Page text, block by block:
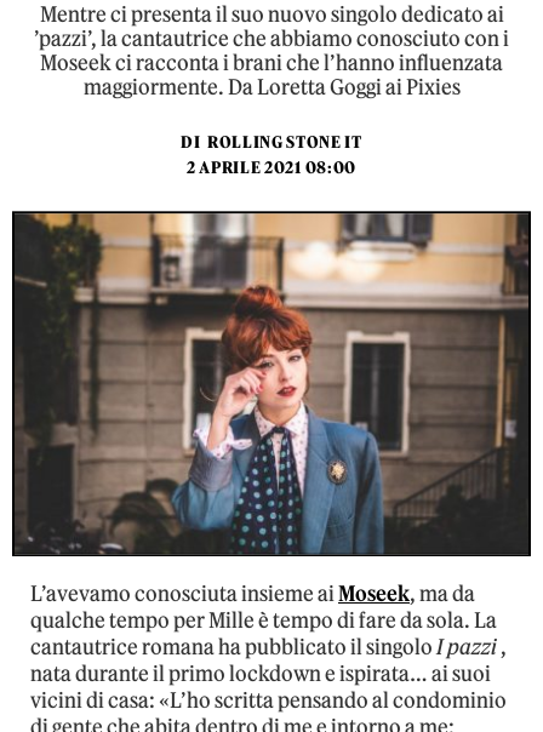
Mentre ci presenta il suo nuovo singolo dedicato ai
’pazzi’, la cantautrice che abbiamo conosciuto con i
Moseek ci racconta i brani che l’hanno influenzata
maggiormente. Da Loretta Goggi ai Pixies
DI ROLLING STONE IT
2 APRILE 2021 08:00
L’avevamo conosciuta insieme aiMoseek, ma da
qualche tempo per Mille è tempo di fare da sola. La
cantautrice romana ha pubblicato il singoloI pazzi,
nata durante il primo lockdown e ispirata… ai suoi
vicini di casa: «L’ho scritta pensando al condominio